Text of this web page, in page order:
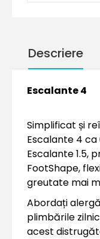
Descriere
Escalante 4
Simplificat și
Escalante 4
Escalante 1.5,
FootShape,
greutate mai
Abordați
plimbările
acest